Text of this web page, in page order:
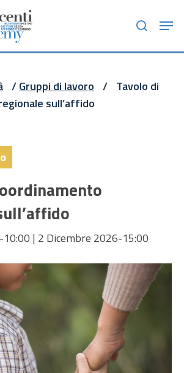
search
/Gruppi di lavoro / Tavolo di
sull’affido
| 2 Dicembre 2026-15:00